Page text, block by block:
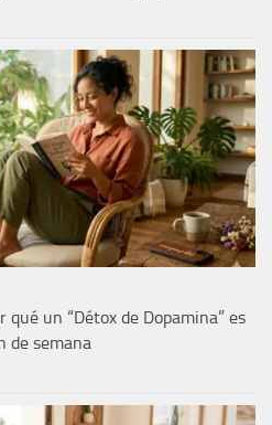
un “Détox de Dopamina” es
de semana